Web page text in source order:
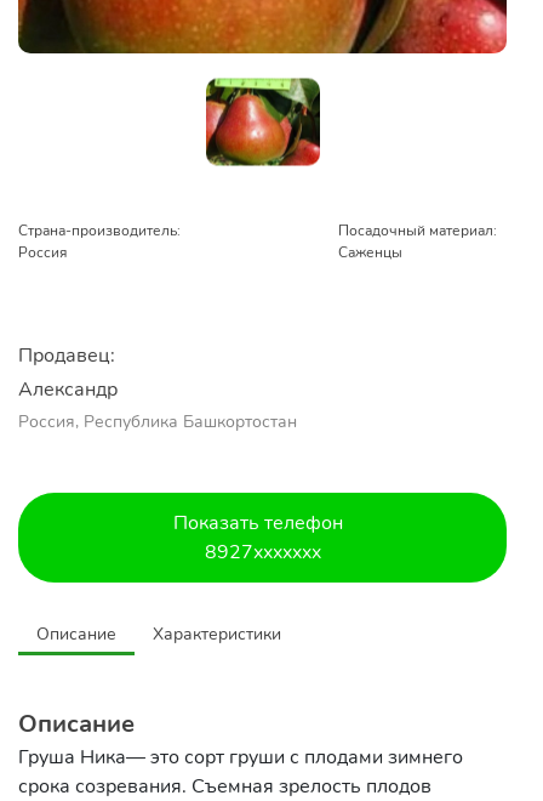
Страна-производитель:
Россия
Посадочный материал:
Саженцы
Продавец:
Александр
Россия, Республика Башкортостан
Показать телефон
8927xxxxxxx
Описание Характеристики
Описание
Груша Ника— это сорт груши с плодами зимнего
срока созревания. Съемная зрелость плодов